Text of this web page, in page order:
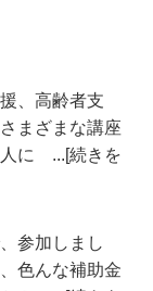
、高齢者支
まざまな講座
人に ...[続きを
参加しまし
色んな補助金